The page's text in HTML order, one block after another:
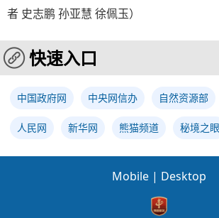
者 史志鹏 孙亚慧 徐佩玉）
快速入口
中国政府网 中央网信办 自然资源部
人民网 新华网 熊猫频道 秘境之眼
Mobile | Desktop